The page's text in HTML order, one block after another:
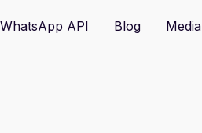
API Blog Media
TVP funding. Contact us